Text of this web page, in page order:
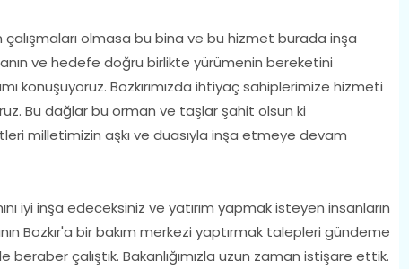
çalışmaları olmasa bu bina ve bu hizmet burada inşa
ve hedefe doğru birlikte yürümenin bereketini
konuşuyoruz. Bozkırımızda ihtiyaç sahiplerimize hizmeti
Bu dağlar bu orman ve taşlar şahit olsun ki
milletimizin aşkı ve duasıyla inşa etmeye devam
iyi inşa edeceksiniz ve yatırım yapmak isteyen insanların
Bozkır'a bir bakım merkezi yaptırmak talepleri gündeme
beraber çalıştık. Bakanlığımızla uzun zaman istişare ettik.